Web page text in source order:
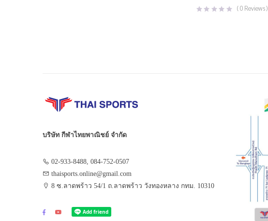
price
was:
price
is:
(0 Reviews )
บริษัท กีฬาไทยพาณิชย์ จำกัด
02-933-8488, 084-752-0507
thaisports.online@gmail.com
8 ซ.ลาดพร้าว 54/1 ถ.ลาดพร้าว วังทองหลาง กทม. 10310